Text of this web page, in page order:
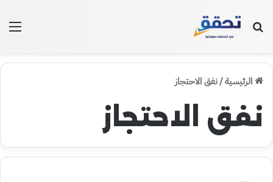
بحث عن
الرئيسية/نفق الاحتجاز
نفق الاحتجاز